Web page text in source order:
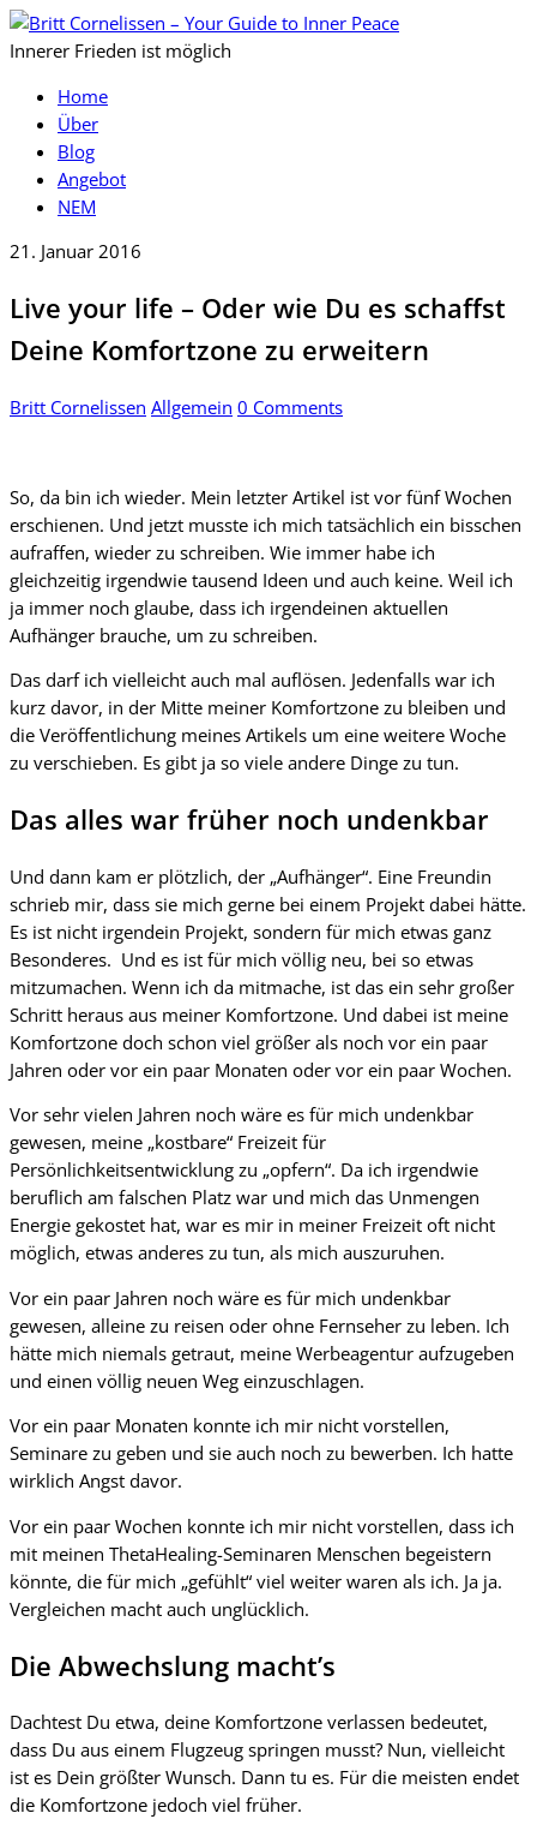
Innerer Frieden ist möglich
Home
Über
Blog
Angebot
NEM
21. Januar 2016
Live your life – Oder wie Du es schaffst
Deine Komfortzone zu erweitern
Britt Cornelissen Allgemein 0 Comments
So, da bin ich wieder. Mein letzter Artikel ist vor fünf Wochen
erschienen. Und jetzt musste ich mich tatsächlich ein bisschen
aufraffen, wieder zu schreiben. Wie immer habe ich
gleichzeitig irgendwie tausend Ideen und auch keine. Weil ich
ja immer noch glaube, dass ich irgendeinen aktuellen
Aufhänger brauche, um zu schreiben.
Das darf ich vielleicht auch mal auflösen. Jedenfalls war ich
kurz davor, in der Mitte meiner Komfortzone zu bleiben und
die Veröffentlichung meines Artikels um eine weitere Woche
zu verschieben. Es gibt ja so viele andere Dinge zu tun.
Das alles war früher noch undenkbar
Und dann kam er plötzlich, der „Aufhänger“. Eine Freundin
schrieb mir, dass sie mich gerne bei einem Projekt dabei hätte.
Es ist nicht irgendein Projekt, sondern für mich etwas ganz
Besonderes. Und es ist für mich völlig neu, bei so etwas
mitzumachen. Wenn ich da mitmache, ist das ein sehr großer
Schritt heraus aus meiner Komfortzone. Und dabei ist meine
Komfortzone doch schon viel größer als noch vor ein paar
Jahren oder vor ein paar Monaten oder vor ein paar Wochen.
Vor sehr vielen Jahren noch wäre es für mich undenkbar
gewesen, meine „kostbare“ Freizeit für
Persönlichkeitsentwicklung zu „opfern“. Da ich irgendwie
beruflich am falschen Platz war und mich das Unmengen
Energie gekostet hat, war es mir in meiner Freizeit oft nicht
möglich, etwas anderes zu tun, als mich auszuruhen.
Vor ein paar Jahren noch wäre es für mich undenkbar
gewesen, alleine zu reisen oder ohne Fernseher zu leben. Ich
hätte mich niemals getraut, meine Werbeagentur aufzugeben
und einen völlig neuen Weg einzuschlagen.
Vor ein paar Monaten konnte ich mir nicht vorstellen,
Seminare zu geben und sie auch noch zu bewerben. Ich hatte
wirklich Angst davor.
Vor ein paar Wochen konnte ich mir nicht vorstellen, dass ich
mit meinen ThetaHealing-Seminaren Menschen begeistern
könnte, die für mich „gefühlt“ viel weiter waren als ich. Ja ja.
Vergleichen macht auch unglücklich.
Die Abwechslung macht’s
Dachtest Du etwa, deine Komfortzone verlassen bedeutet,
dass Du aus einem Flugzeug springen musst? Nun, vielleicht
ist es Dein größter Wunsch. Dann tu es. Für die meisten endet
die Komfortzone jedoch viel früher.